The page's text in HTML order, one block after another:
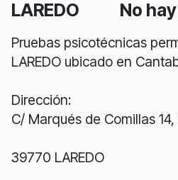
LAREDO No
Pruebas psicotécnicas
LAREDO ubicado en
Dirección:
C/ Marqués de Comillas 14,
39770 LAREDO